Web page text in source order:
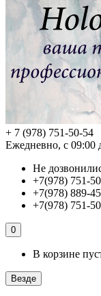
+ 7 (978) 751-50-54
Ежедневно, с 09:00
Не
+7(978) 751-
+7(978) 889-
+7(978) 751-
0
В корзине
Везде